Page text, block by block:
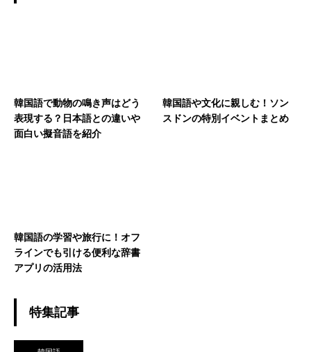
韓国語で動物の鳴き声はどう
表現する？日本語との違いや
面白い擬音語を紹介
韓国語や文化に親しむ！ソン
スドンの特別イベントまとめ
韓国語の学習や旅行に！オフ
ラインでも引ける便利な辞書
アプリの活用法
特集記事